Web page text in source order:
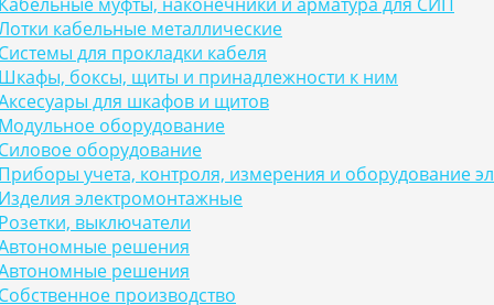
кабельные металлические
для прокладки кабеля
боксы, щиты и принадлежности к ним
для шкафов и щитов
оборудование
оборудование
учета, контроля, измерения и оборудование
электромонтажные
выключатели
решения
решения
производство